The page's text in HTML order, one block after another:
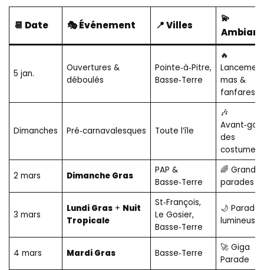
📆 Date 🎭 Événement 📍 Villes
💫
5 jan.
Ouvertures &
déboulés
Pointe‑à‑Pitre,
Basse‑Terre
🔥
mas &
fanfares
Dimanches Pré‑carnavalesques Toute l’île
🎶
des
costumes
2 mars Dimanche Gras
PAP &
Basse‑Terre
🌈
parades
3 mars
Lundi Gras+ Nuit
Tropicale
St‑François,
Le Gosier,
Basse‑Terre
🌙 Parades
lumineuses
4 mars Mardi Gras Basse‑Terre
🚀 Giga
Parade